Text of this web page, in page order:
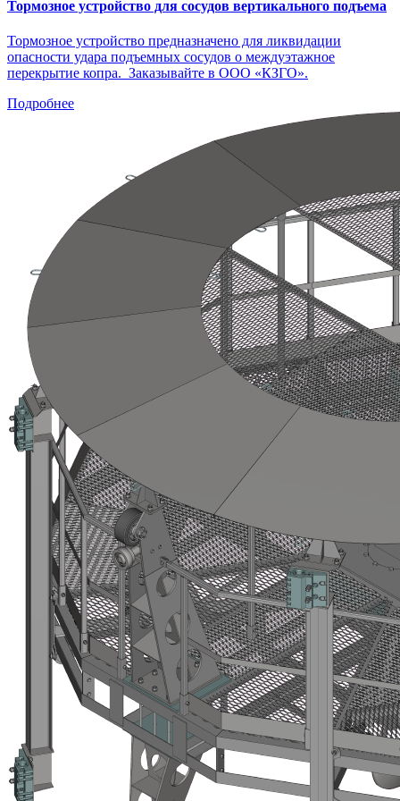
Тормозное устройство для сосудов вертикального подъема
Тормозное устройство предназначено для ликвидации
опасности удара подъемных сосудов о междуэтажное
перекрытие копра. Заказывайте в ООО «КЗГО».
Подробнее